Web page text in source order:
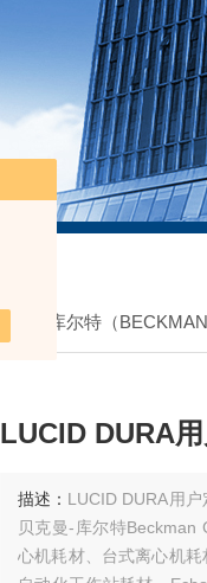
贝克曼库尔特（BECKMAN
LUCID DURA
描述： LUCID DURA用户定制荧光抗
贝克曼-库尔特Beckman
心机耗材、台式离心机耗